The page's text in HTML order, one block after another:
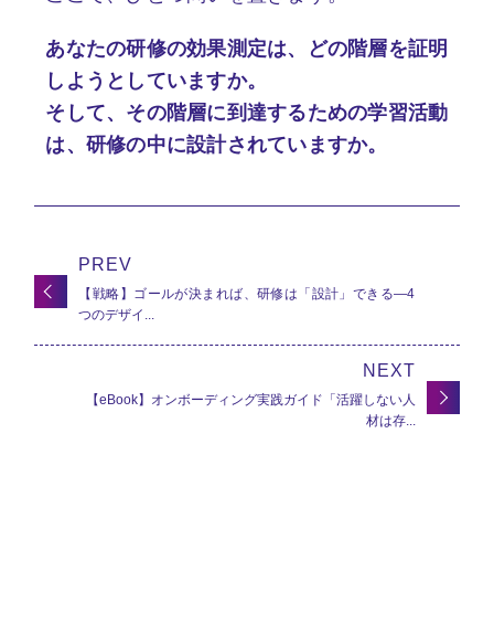
あなたの研修の効果測定は、どの階層を証明
しようとしていますか。
そして、その階層に到達するための学習活動
は、研修の中に設計されていますか。
PREV
【戦略】ゴールが決まれば、研修は「設計」できる—4
つのデザイ...
NEXT
【eBook】オンボーディング実践ガイド「活躍しない人
材は存...